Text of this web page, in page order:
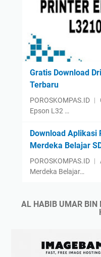
Gratis Download
Terbaru
POROSKOMPAS.ID
Epson L32 …
Download Aplikasi
Merdeka Belajar
POROSKOMPAS.ID
Merdeka Belajar…
AL HABIB UMAR